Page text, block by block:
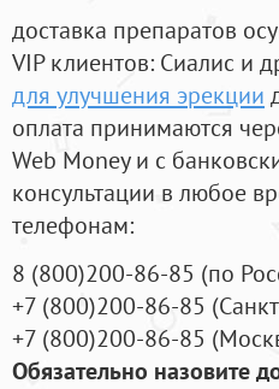
доставка препаратов
VIP клиентов: Сиалис и
для улучшения эрекции
оплата принимаются
Web Money и с
консультации в любое
телефонам:
8 (800)200-86-85 (по
+7 (800)200-86-85 (
+7 (800)200-86-85 (
Обязательно назовите